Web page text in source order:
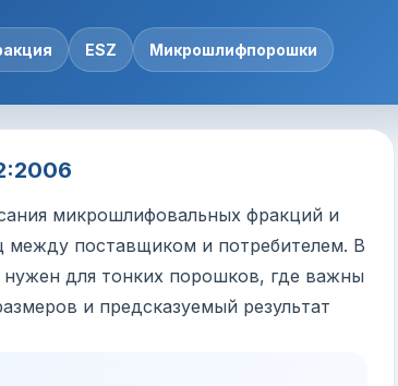
ESZ Микрошлифпорошки
микрошлифовальных фракций и
между поставщиком и потребителем. В
нужен для тонких порошков, где важны
и предсказуемый результат